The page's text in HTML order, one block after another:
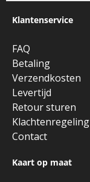
Klantenservice
FAQ
Betaling
Verzendkosten
Levertijd
Retour sturen
Klachtenregeling
Contact
Kaart op maat